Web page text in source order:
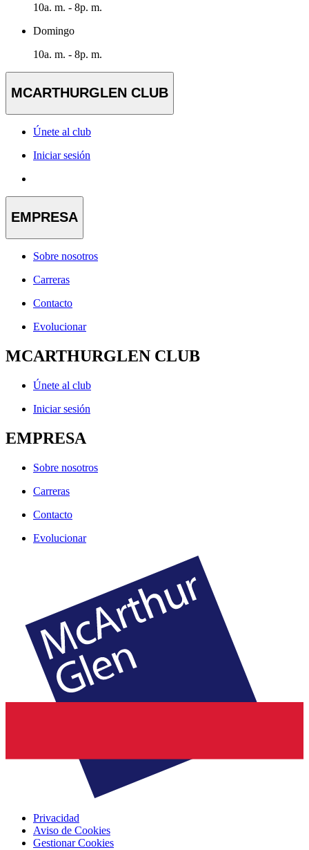
10a. m. - 8p. m.
Domingo
10a. m. - 8p. m.
MCARTHURGLEN CLUB
Únete al club
Iniciar sesión
EMPRESA
Sobre nosotros
Carreras
Contacto
Evolucionar
MCARTHURGLEN CLUB
Únete al club
Iniciar sesión
EMPRESA
Sobre nosotros
Carreras
Contacto
Evolucionar
Privacidad
Aviso de Cookies
Gestionar Cookies